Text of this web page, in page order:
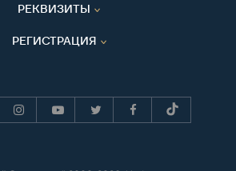
РЕКВИЗИТЫ
РЕГИСТРАЦИЯ